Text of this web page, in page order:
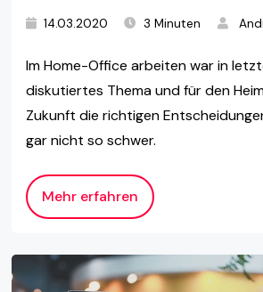
14.03.2020 3 Minuten
Im Home-Office arbeiten war in
diskutiertes Thema und für den
Zukunft die richtigen
gar nicht so schwer.
Mehr erfahren